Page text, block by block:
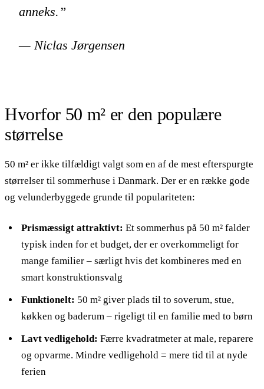
anneks.”
— Niclas Jørgensen
Hvorfor 50 m² er den populære
størrelse
50 m² er ikke tilfældigt valgt som en af de mest efterspurgte
størrelser til sommerhuse i Danmark. Der er en række gode
og velunderbyggede grunde til populariteten:
Prismæssigt attraktivt: Et sommerhus på 50 m² falder
typisk inden for et budget, der er overkommeligt for
mange familier – særligt hvis det kombineres med en
smart konstruktionsvalg
Funktionelt: 50 m² giver plads til to soverum, stue,
køkken og baderum – rigeligt til en familie med to børn
Lavt vedligehold: Færre kvadratmeter at male, reparere
og opvarme. Mindre vedligehold = mere tid til at nyde
ferien